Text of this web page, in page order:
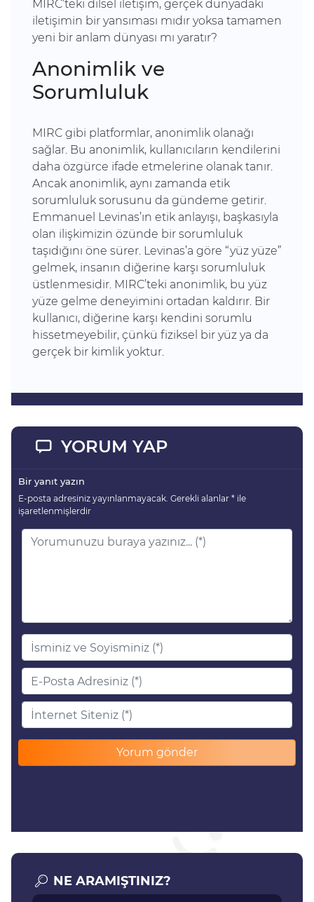
MIRC’teki dilsel iletişim, gerçek dünyadaki
iletişimin bir yansıması mıdır yoksa tamamen
yeni bir anlam dünyası mı yaratır?
Anonimlik ve
Sorumluluk
MIRC gibi platformlar, anonimlik olanağı
sağlar. Bu anonimlik, kullanıcıların kendilerini
daha özgürce ifade etmelerine olanak tanır.
Ancak anonimlik, aynı zamanda etik
sorumluluk sorusunu da gündeme getirir.
Emmanuel Levinas’ın etik anlayışı, başkasıyla
olan ilişkimizin özünde bir sorumluluk
taşıdığını öne sürer. Levinas’a göre “yüz yüze”
gelmek, insanın diğerine karşı sorumluluk
üstlenmesidir. MIRC’teki anonimlik, bu yüz
yüze gelme deneyimini ortadan kaldırır. Bir
kullanıcı, diğerine karşı kendini sorumlu
hissetmeyebilir, çünkü fiziksel bir yüz ya da
gerçek bir kimlik yoktur.
YORUM YAP
Bir yanıt yazın
E-posta adresiniz yayınlanmayacak. Gerekli alanlar * ile
işaretlenmişlerdir
NE ARAMIŞTINIZ?